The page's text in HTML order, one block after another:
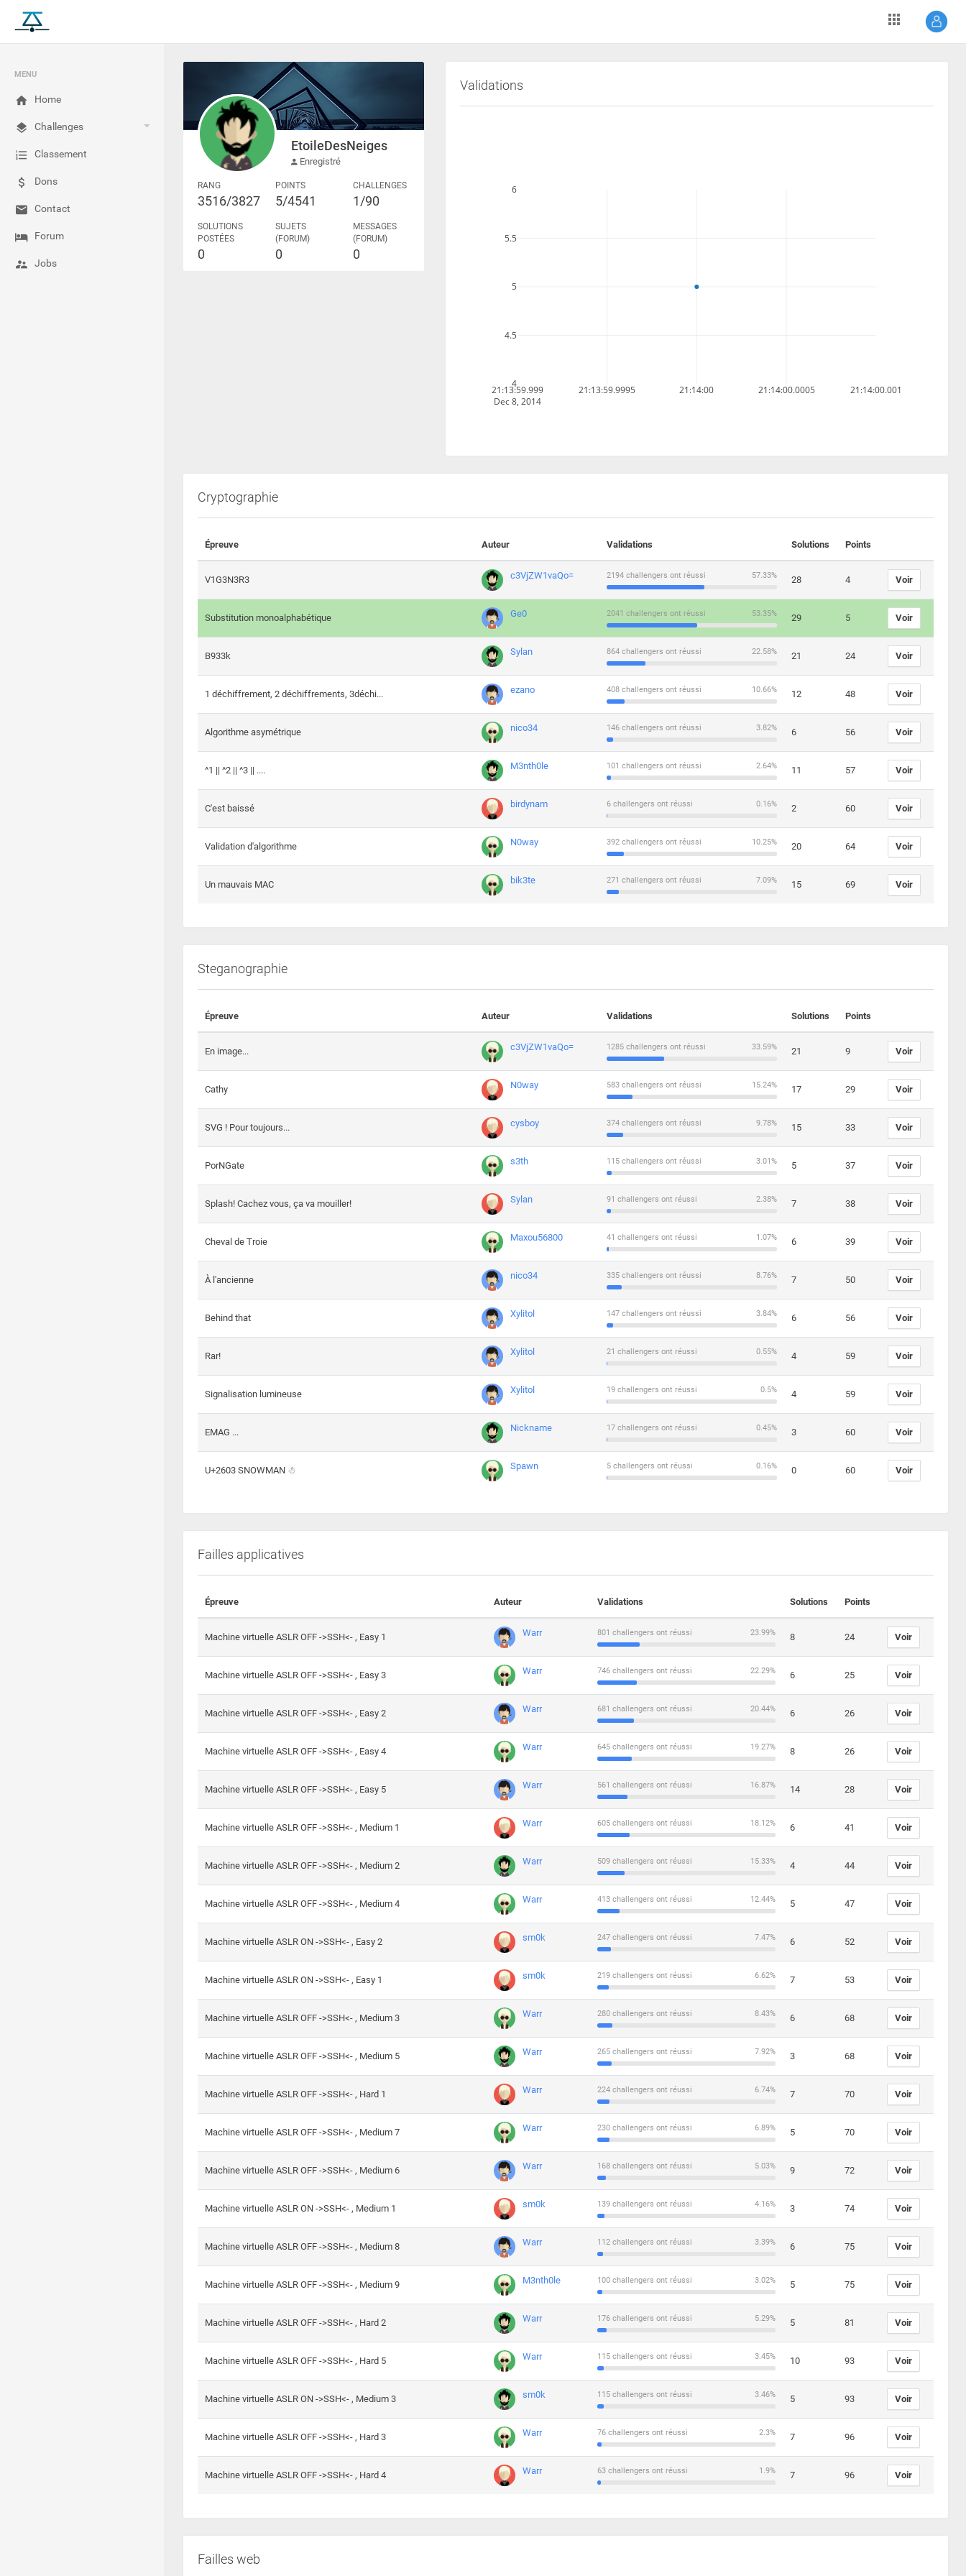
MENU
Home
Challenges
Classement
Dons
Contact
Forum
Jobs
EtoileDesNeiges
Enregistré
RANG
3516/3827
POINTS
5/4541
CHALLENGES
1/90
SOLUTIONS
POSTÉES
0
SUJETS
(FORUM)
0
MESSAGES
(FORUM)
0
Validations
21:13:59.999
Dec 8, 2014
21:13:59.9995 21:14:00 21:14:00.0005 21:14:00.001
4
4.5
5
5.5
6
Cryptographie
Épreuve Auteur Validations Solutions Points
V1G3N3R3 c3VjZW1vaQo= 57.33%
2194 challengers ont réussi 28 4 Voir
Substitution monoalphabétique Ge0 53.35%
2041 challengers ont réussi 29 5 Voir
B933k Sylan 22.58%
864 challengers ont réussi 21 24 Voir
1 déchiffrement, 2 déchiffrements, 3déchi... ezano 10.66%
408 challengers ont réussi 12 48 Voir
Algorithme asymétrique nico34 3.82%
146 challengers ont réussi 6 56 Voir
^1 || ^2 || ^3 || .... M3nth0le 2.64%
101 challengers ont réussi 11 57 Voir
C'est baissé birdynam 0.16%
6 challengers ont réussi 2 60 Voir
Validation d'algorithme N0way 10.25%
392 challengers ont réussi 20 64 Voir
Un mauvais MAC bik3te 7.09%
271 challengers ont réussi 15 69 Voir
Steganographie
Épreuve Auteur Validations Solutions Points
En image... c3VjZW1vaQo= 33.59%
1285 challengers ont réussi 21 9 Voir
Cathy N0way 15.24%
583 challengers ont réussi 17 29 Voir
SVG ! Pour toujours... cysboy 9.78%
374 challengers ont réussi 15 33 Voir
PorNGate s3th 3.01%
115 challengers ont réussi 5 37 Voir
Splash! Cachez vous, ça va mouiller! Sylan 2.38%
91 challengers ont réussi 7 38 Voir
Cheval de Troie Maxou56800 1.07%
41 challengers ont réussi 6 39 Voir
À l'ancienne nico34 8.76%
335 challengers ont réussi 7 50 Voir
Behind that Xylitol 3.84%
147 challengers ont réussi 6 56 Voir
Rar! Xylitol 0.55%
21 challengers ont réussi 4 59 Voir
Signalisation lumineuse Xylitol 0.5%
19 challengers ont réussi 4 59 Voir
EMAG ... Nickname 0.45%
17 challengers ont réussi 3 60 Voir
U+2603 SNOWMAN ☃ Spawn 0.16%
5 challengers ont réussi 0 60 Voir
Failles applicatives
Épreuve Auteur Validations Solutions Points
Machine virtuelle ASLR OFF ->SSH<- , Easy 1 Warr 23.99%
801 challengers ont réussi 8 24 Voir
Machine virtuelle ASLR OFF ->SSH<- , Easy 3 Warr 22.29%
746 challengers ont réussi 6 25 Voir
Machine virtuelle ASLR OFF ->SSH<- , Easy 2 Warr 20.44%
681 challengers ont réussi 6 26 Voir
Machine virtuelle ASLR OFF ->SSH<- , Easy 4 Warr 19.27%
645 challengers ont réussi 8 26 Voir
Machine virtuelle ASLR OFF ->SSH<- , Easy 5 Warr 16.87%
561 challengers ont réussi 14 28 Voir
Machine virtuelle ASLR OFF ->SSH<- , Medium 1 Warr 18.12%
605 challengers ont réussi 6 41 Voir
Machine virtuelle ASLR OFF ->SSH<- , Medium 2 Warr 15.33%
509 challengers ont réussi 4 44 Voir
Machine virtuelle ASLR OFF ->SSH<- , Medium 4 Warr 12.44%
413 challengers ont réussi 5 47 Voir
Machine virtuelle ASLR ON ->SSH<- , Easy 2 sm0k 7.47%
247 challengers ont réussi 6 52 Voir
Machine virtuelle ASLR ON ->SSH<- , Easy 1 sm0k 6.62%
219 challengers ont réussi 7 53 Voir
Machine virtuelle ASLR OFF ->SSH<- , Medium 3 Warr 8.43%
280 challengers ont réussi 6 68 Voir
Machine virtuelle ASLR OFF ->SSH<- , Medium 5 Warr 7.92%
265 challengers ont réussi 3 68 Voir
Machine virtuelle ASLR OFF ->SSH<- , Hard 1 Warr 6.74%
224 challengers ont réussi 7 70 Voir
Machine virtuelle ASLR OFF ->SSH<- , Medium 7 Warr 6.89%
230 challengers ont réussi 5 70 Voir
Machine virtuelle ASLR OFF ->SSH<- , Medium 6 Warr 5.03%
168 challengers ont réussi 9 72 Voir
Machine virtuelle ASLR ON ->SSH<- , Medium 1 sm0k 4.16%
139 challengers ont réussi 3 74 Voir
Machine virtuelle ASLR OFF ->SSH<- , Medium 8 Warr 3.39%
112 challengers ont réussi 6 75 Voir
Machine virtuelle ASLR OFF ->SSH<- , Medium 9 M3nth0le 3.02%
100 challengers ont réussi 5 75 Voir
Machine virtuelle ASLR OFF ->SSH<- , Hard 2 Warr 5.29%
176 challengers ont réussi 5 81 Voir
Machine virtuelle ASLR OFF ->SSH<- , Hard 5 Warr 3.45%
115 challengers ont réussi 10 93 Voir
Machine virtuelle ASLR ON ->SSH<- , Medium 3 sm0k 3.46%
115 challengers ont réussi 5 93 Voir
Machine virtuelle ASLR OFF ->SSH<- , Hard 3 Warr 2.3%
76 challengers ont réussi 7 96 Voir
Machine virtuelle ASLR OFF ->SSH<- , Hard 4 Warr 1.9%
63 challengers ont réussi 7 96 Voir
Failles web